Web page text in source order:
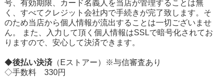
号、有効期限、カード名義人を当店が管理することは無
く、すべてクレジット会社内で手続きが完了致します。そ
のため当店から個人情報が流出することは一切ございませ
ん。 また、入力して頂く個人情報はSSLで暗号化されてお
りますので、安心して決済できます。
◆後払い決済（Eストアー）※与信審査あり
◇手数料 330円